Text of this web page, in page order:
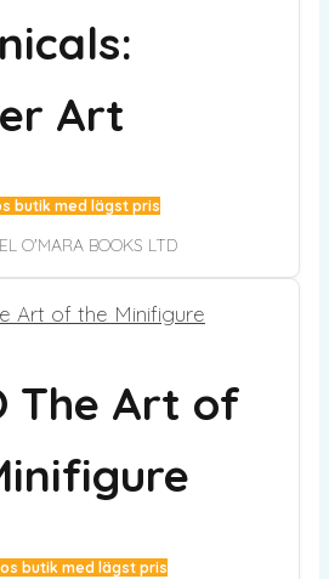
Art
butik med lägst pris
O'MARA BOOKS LTD
The Art of
butik med lägst pris